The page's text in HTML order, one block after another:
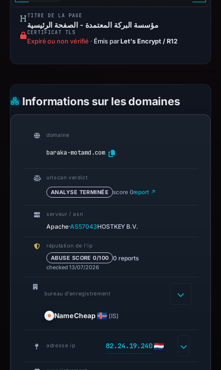
TITRE DE LA PAGE
مؤسسة البركة المعتمدة - الصفحة الرئيسية
CERTIFICAT TLS
Expiré ou non vérifié · Émis parLet's Encrypt / R12
Informations sur les domaines
domaine
baraka-motamd.com
urlscan verdict
ANALYSE TERMINÉE score 0report ↗
serveur / asn
Apache·AS57043HOSTKEY B.V.
réputation de l’ip
ABUSE SCORE 0/100 0 reports
checked 13/07/2026
bureau d’enregistrement
NameCheap (IS)
adresse ip 82.24.19.240